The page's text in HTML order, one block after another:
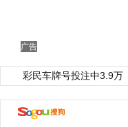
广告
彩民车牌号投注中3.9万